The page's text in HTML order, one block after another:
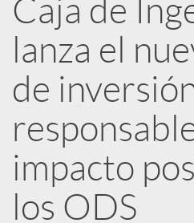
e
d
e
s
Caja de
lanza el
de
impacto
los ODS